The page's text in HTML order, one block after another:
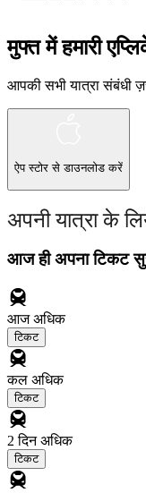
मुफ्त में हमारी
आपकी सभी यात्रा संबंधी
ऐप स्टोर से डाउनलोड करें
अपनी यात्रा के
आज ही अपना टिकट
आजअधिक
टिकट
कल अधिक
टिकट
2 दिनअधिक
टिकट